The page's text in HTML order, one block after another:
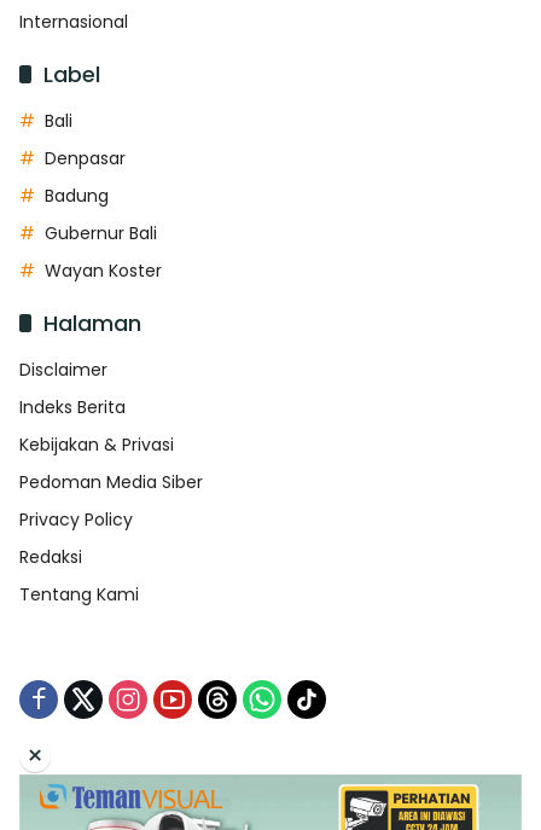
Internasional
Label
Bali
Denpasar
Badung
Gubernur Bali
Wayan Koster
Halaman
Disclaimer
Indeks Berita
Kebijakan & Privasi
Pedoman Media Siber
Privacy Policy
Redaksi
Tentang Kami
Tentang Kami Redaksi
Indeks Berita
Disclaimer
Pedoman Media Siber
×